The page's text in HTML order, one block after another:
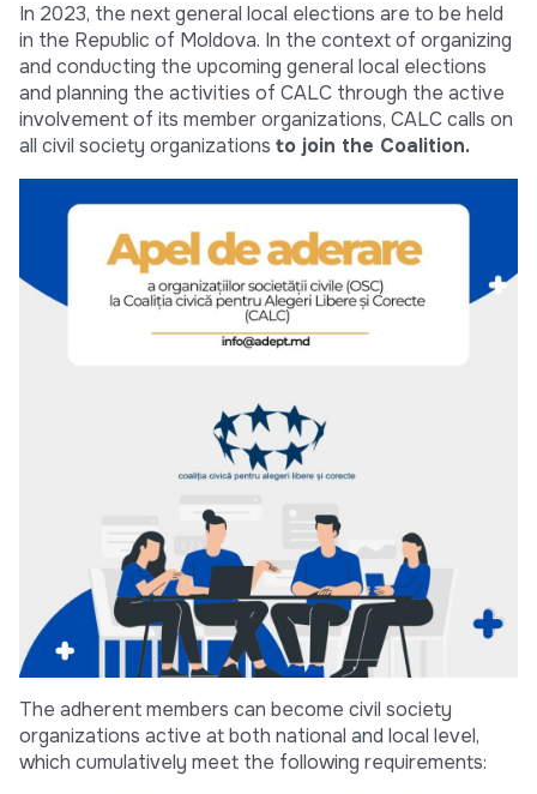
In 2023, the next general local elections are to be held
in the Republic of Moldova. In the context of organizing
and conducting the upcoming general local elections
and planning the activities of CALC through the active
involvement of its member organizations, CALC calls on
all civil society organizations to join the Coalition.
The adherent members can become civil society
organizations active at both national and local level,
which cumulatively meet the following requirements: